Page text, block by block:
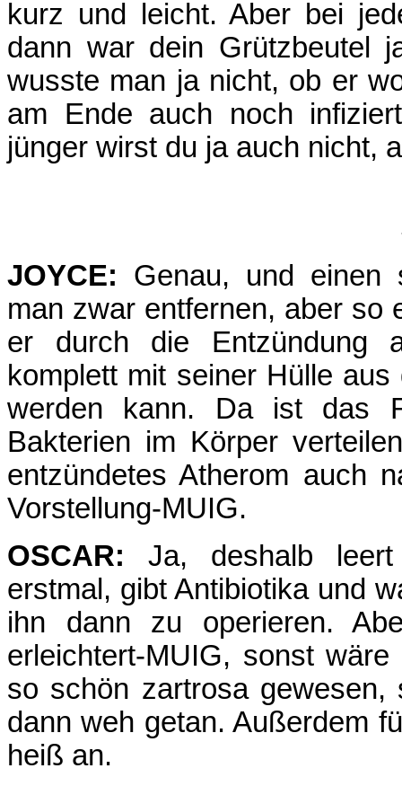
kurz und leicht. Aber bei
dann war dein Grützbeutel
wusste man ja nicht, ob er
am Ende auch noch
jünger wirst du ja auch nicht,
JOYCE: Genau, und einen
man zwar entfernen, aber so
er durch die Entzündung
komplett mit seiner Hülle
werden kann. Da ist das
Bakterien im Körper
entzündetes Atherom auch
Vorstellung-MUIG.
OSCAR: Ja, deshalb leert
erstmal, gibt Antibiotika und
ihn dann zu operieren.
erleichtert-MUIG, sonst
so schön zartrosa
dann weh getan. Außerdem
heiß an.